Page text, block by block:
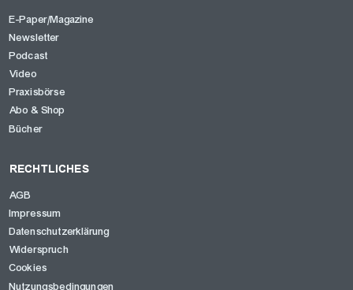
E-Paper/Magazine
Newsletter
Podcast
Video
Praxisbörse
Abo & Shop
Bücher
RECHTLICHES
AGB
Impressum
Datenschutzerklärung
Widerspruch
Cookies
Nutzungsbedingungen